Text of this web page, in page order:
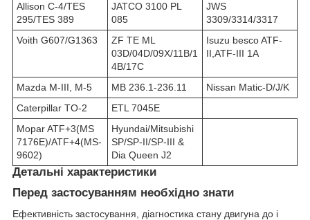
Allison C-4/TES
295/TES 389
JATCO 3100 PL
085
JWS
3309/3314/3317
Voith G607/G1363
ZF TE ML
03D/04D/09X/11B/1
4B/17C
Isuzu besco ATF-
II,ATF-III 1A
Mazda M-III, M-5 MB 236.1-236.11
Nissan Matic-D/J/K
Caterpillar TO-2
ETL 7045E
Mopar ATF+3(MS
7176E)/ATF+4(MS-
9602)
Hyundai/Mitsubishi
SP/SP-II/SP-III &
Dia Queen J2
Детальні характеристики
Перед застосуванням необхідно знати
Ефективність застосування, діагностика стану двигуна до і